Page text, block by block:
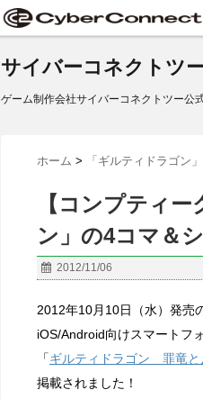
サイバーコネクトツ
ゲーム制作会社サイバーコネクトツー公
ホーム > 「ギルティドラゴン
【コンプティ
ン」の4コマ＆
2012/11/06
2012年10月10日（水）発売
iOS/Android向けスマートフ
「ギルティドラゴン 罪竜と
掲載されました！